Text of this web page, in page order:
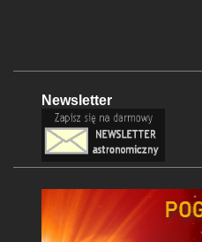
Newsletter